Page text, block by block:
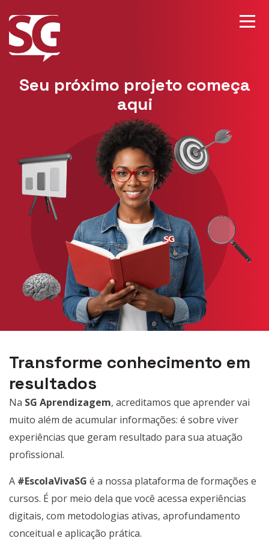
Seu próximo projeto começa
aqui
Transforme conhecimento em
resultados
Na SG Aprendizagem, acreditamos que aprender vai
muito além de acumular informações: é sobre viver
experiências que geram resultado para sua atuação
profissional.
A #EscolaVivaSG é a nossa plataforma de formações e
cursos. É por meio dela que você acessa experiências
digitais, com metodologias ativas, aprofundamento
conceitual e aplicação prática.